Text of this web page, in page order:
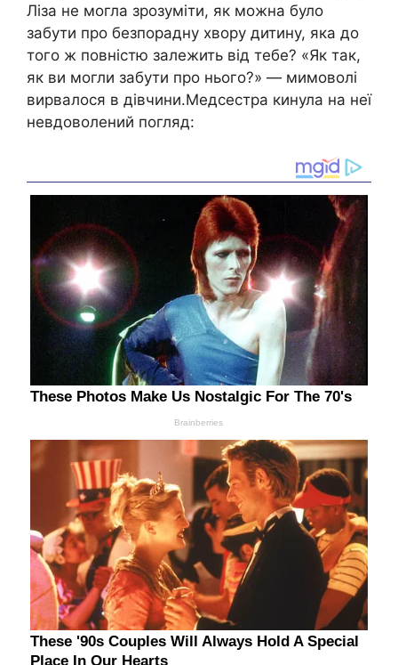
Ліза не могла зрозуміти, як можна було
забути про безпорадну хвору дитину, яка до
того ж повністю залежить від тебе? «Як так,
як ви могли забути про нього?» — мимоволі
вирвалося в дівчини.Медсестра кинула на неї
невдоволений погляд: